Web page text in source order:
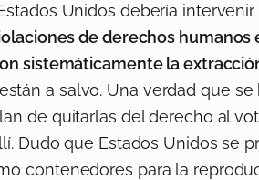
Unidos debería
de derechos
sistemáticamente la
a salvo. Una verdad que
de quitarlas del derecho al
Dudo que Estados Unidos se
contenedores para la